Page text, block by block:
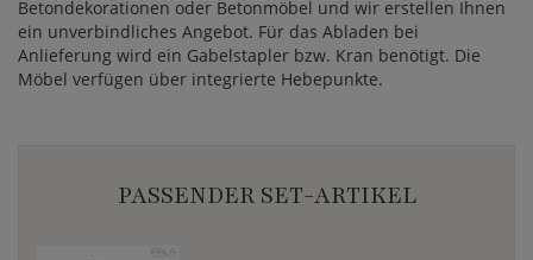
Betondekorationen oder Betonmöbel und wir erstellen Ihnen
ein unverbindliches Angebot. Für das Abladen bei
Anlieferung wird ein Gabelstapler bzw. Kran benötigt. Die
Möbel verfügen über integrierte Hebepunkte.
PASSENDER SET-ARTIKEL